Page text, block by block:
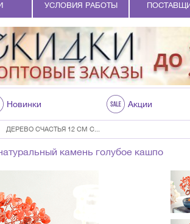
УСЛОВИЯ РАБОТЫ
Новинки Акции
ДЕРЕВО СЧАСТЬЯ 12 СМ С...
камень голубое кашпо